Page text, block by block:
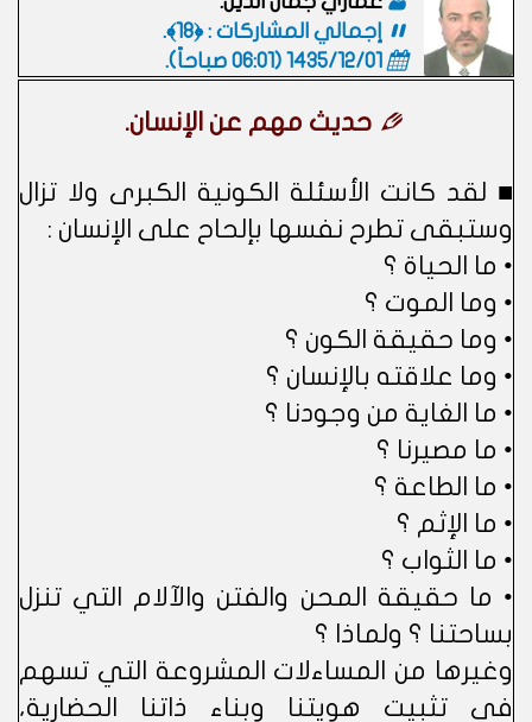
إجمالي المشاركات : ﴿18﴾.
1435/12/01 (06:01 صباحاً)
.
حديث مهم عن الإنسان.
■ لقد كانت الأسئلة الكونية الكبرى ولا تزال
وستبقى تطرح نفسها بإلحاح على الإنسان :
• ما الحياة ؟
• وما الموت ؟
• وما حقيقة الكون ؟
• وما علاقته بالإنسان ؟
• ما الغاية من وجودنا ؟
• ما مصيرنا ؟
• ما الطاعة ؟
• ما الإثم ؟
• ما الثواب ؟
• ما حقيقة المحن والفتن والآلام التي تنزل
بساحتنا ؟ ولماذا ؟
وغيرها من المساءلات المشروعة التي تسهم
في تثبيت هويتنا وبناء ذاتنا الحضارية،